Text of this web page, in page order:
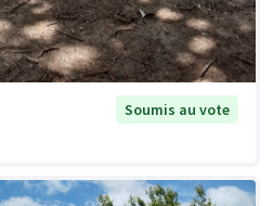
Soumis au vote